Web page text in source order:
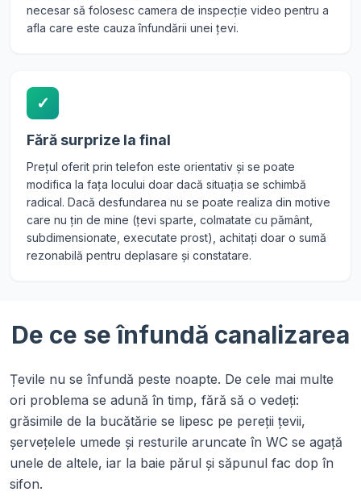
necesar să folosesc camera de inspecție video pentru a
afla care este cauza înfundării unei țevi.
✓
Fără surprize la final
Prețul oferit prin telefon este orientativ și se poate
modifica la fața locului doar dacă situația se schimbă
radical. Dacă desfundarea nu se poate realiza din motive
care nu țin de mine (țevi sparte, colmatate cu pământ,
subdimensionate, executate prost), achitați doar o sumă
rezonabilă pentru deplasare și constatare.
De ce se înfundă canalizarea
Țevile nu se înfundă peste noapte. De cele mai multe
ori problema se adună în timp, fără să o vedeți:
grăsimile de la bucătărie se lipesc pe pereții țevii,
șervețelele umede și resturile aruncate în WC se agață
unele de altele, iar la baie părul și săpunul fac dop în
sifon.